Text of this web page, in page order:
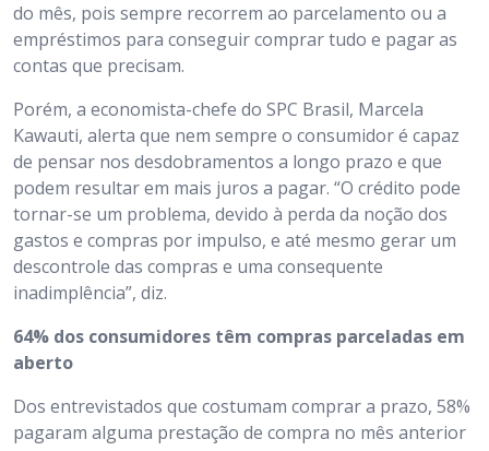
do mês, pois sempre recorrem ao parcelamento ou a
empréstimos para conseguir comprar tudo e pagar as
contas que precisam.
Porém, a economista-chefe do SPC Brasil, Marcela
Kawauti, alerta que nem sempre o consumidor é capaz
de pensar nos desdobramentos a longo prazo e que
podem resultar em mais juros a pagar. “O crédito pode
tornar-se um problema, devido à perda da noção dos
gastos e compras por impulso, e até mesmo gerar um
descontrole das compras e uma consequente
inadimplência”, diz.
64% dos consumidores têm compras parceladas em
aberto
Dos entrevistados que costumam comprar a prazo, 58%
pagaram alguma prestação de compra no mês anterior